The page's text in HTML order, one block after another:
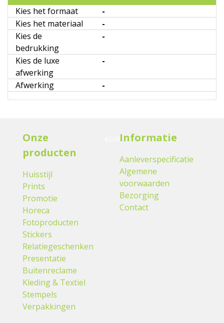
Kies het formaat
-
Kies het materiaal
-
Kies de
bedrukking
-
Kies de luxe
afwerking
-
Afwerking -
Onze
producten
Huisstijl
Prints
Promotie
Horeca
Fotoproducten
Stickers
Relatiegeschenken
Presentatie
Buitenreclame
Kleding & Textiel
Stempels
Verpakkingen
Informatie
Aanleverspecificatie
Algemene
voorwaarden
Bezorging
Contact